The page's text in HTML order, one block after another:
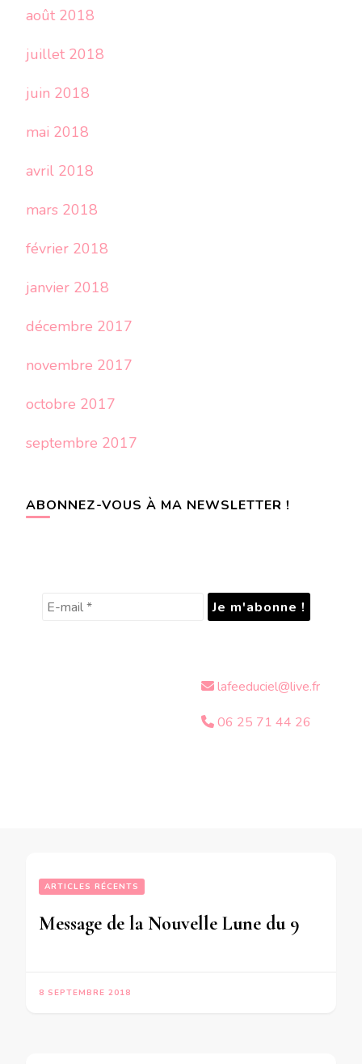
août 2018
juillet 2018
juin 2018
mai 2018
avril 2018
mars 2018
février 2018
janvier 2018
décembre 2017
novembre 2017
octobre 2017
septembre 2017
ABONNEZ-VOUS À MA NEWSLETTER !
lafeeduciel@live.fr
06 25 71 44 26
ARTICLES RÉCENTS
8 SEPTEMBRE 2018